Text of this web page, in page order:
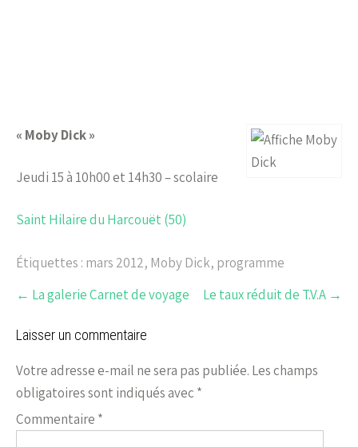
« Moby Dick »
Jeudi 15 à 10h00 et 14h30 – scolaire
Saint Hilaire du Harcouët (50)
Étiquettes : mars 2012, Moby Dick, programme
← La galerie Carnet de voyage Le taux réduit de T.V.A →
Laisser un commentaire
Votre adresse e-mail ne sera pas publiée. Les champs
obligatoires sont indiqués avec *
Commentaire *